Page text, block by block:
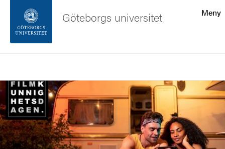
Sidfoten
Om webbplatsen
Meny
Göteborgs universitet
Bild